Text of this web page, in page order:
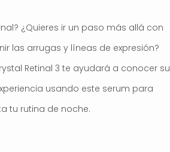
¿Quieres ir un paso más allá con
las arrugas y líneas de expresión?
Retinal 3 te ayudará a conocer su
usando este serum para
tu rutina de noche.